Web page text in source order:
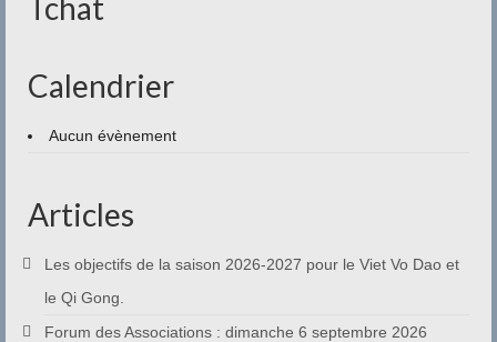
Tchat
Calendrier
Aucun évènement
Articles
Les objectifs de la saison 2026-2027 pour le Viet Vo Dao et
le Qi Gong.
Forum des Associations : dimanche 6 septembre 2026